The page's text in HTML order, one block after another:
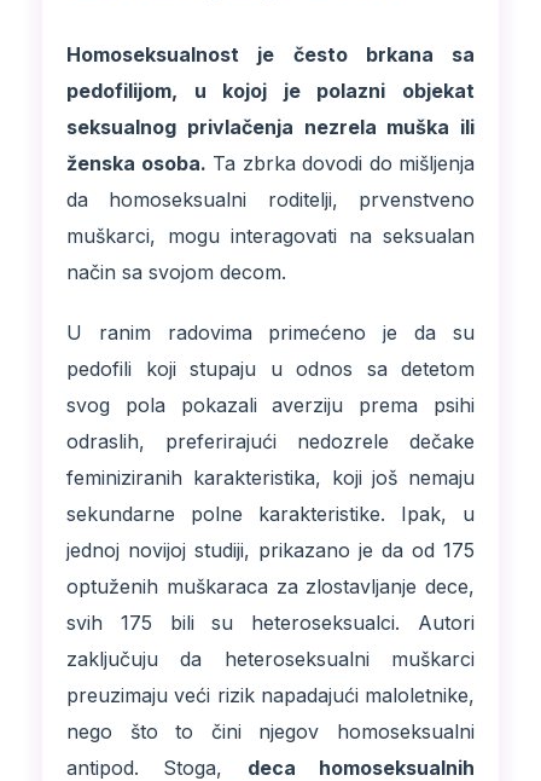
Homoseksualnost je često brkana sa
pedofilijom, u kojoj je polazni objekat
seksualnog privlačenja nezrela muška ili
ženska osoba. Ta zbrka dovodi do mišljenja
da homoseksualni roditelji, prvenstveno
muškarci, mogu interagovati na seksualan
način sa svojom decom.
U ranim radovima primećeno je da su
pedofili koji stupaju u odnos sa detetom
svog pola pokazali averziju prema psihi
odraslih, preferirajući nedozrele dečake
feminiziranih karakteristika, koji još nemaju
sekundarne polne karakteristike. Ipak, u
jednoj novijoj studiji, prikazano je da od 175
optuženih muškaraca za zlostavljanje dece,
svih 175 bili su heteroseksualci. Autori
zaključuju da heteroseksualni muškarci
preuzimaju veći rizik napadajući maloletnike,
nego što to čini njegov homoseksualni
antipod. Stoga, deca homoseksualnih